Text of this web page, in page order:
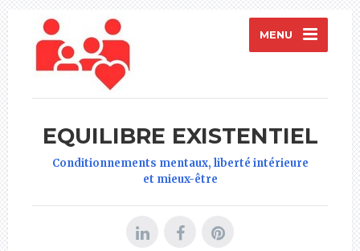
MENU
EQUILIBRE EXISTENTIEL
Conditionnements mentaux, liberté intérieure
et mieux-être